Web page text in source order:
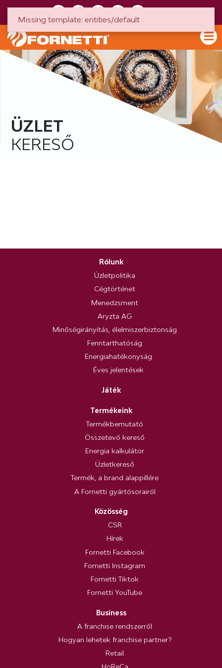
ÜZLET
KERESŐ
Rólunk
Üzletpolitika
Cégtörténet
Menedzsment
Aryzta AG
Minőségirányítás, élelmiszerbiztonság
Fenntarthatóság
Energiahatékonyság
Éves jelentések
Játék
Termékeink
Termékbemutató
Összetevő kereső
Energia kalkulátor
Üzletkereső
Termék, a brand alappillére
A Fornetti gyártósorairól
Közösség
CSR
Hírek
Fornetti Facebook
Fornetti Instagram
Fornetti Tiktok
Fornetti YouTube
Business
A franchise rendszerről
Hogyan lehetek franchise partner?
Retail
Missing template: entities/default